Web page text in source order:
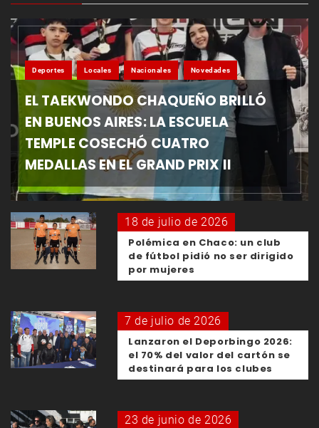
Deportes Locales Nacionales Novedades
EL TAEKWONDO CHAQUEÑO BRILLÓ
EN BUENOS AIRES: LA ESCUELA
TEMPLE COSECHÓ CUATRO
MEDALLAS EN EL GRAND PRIX II
18 de julio de 2026
Polémica en Chaco: un club
de fútbol pidió no ser dirigido
por mujeres
7 de julio de 2026
Lanzaron el Deporbingo 2026:
el 70% del valor del cartón se
destinará para los clubes
23 de junio de 2026